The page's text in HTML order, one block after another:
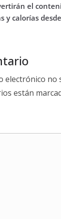
el
y calorías
electrónico no
están